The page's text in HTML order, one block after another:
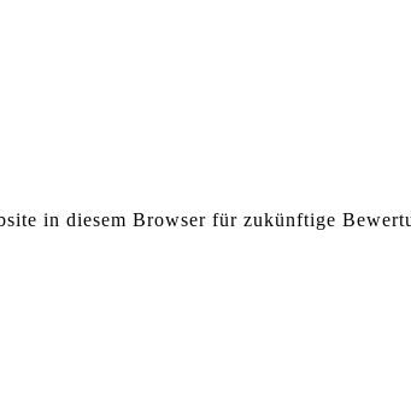
in diesem Browser für zukünftige